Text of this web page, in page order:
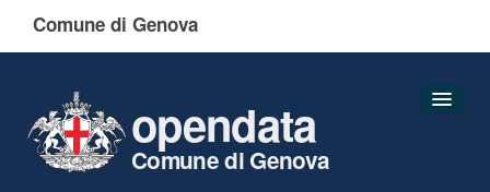
Comune di Genova
opendata
Comune di Genova